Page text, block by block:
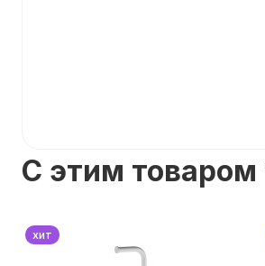
C этим
хит